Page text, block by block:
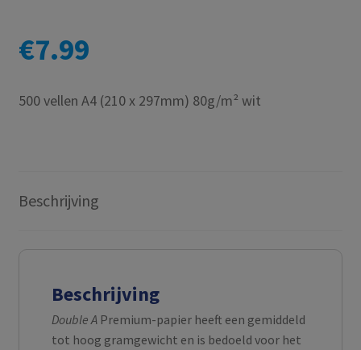
€7.99
500 vellen A4 (210 x 297mm) 80g/m² wit
Beschrijving
Beschrijving
Double APremium-papier heeft een gemiddeld
tot hoog gramgewicht en is bedoeld voor het